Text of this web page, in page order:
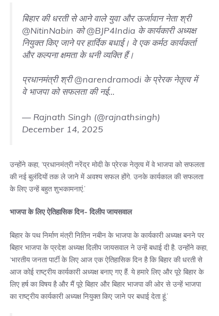
बिहार की धरती से आने वाले युवा और ऊर्जावान नेता श्री
@NitinNabin को@BJP4India के कार्यकारी अध्यक्ष
नियुक्त किए जाने पर हार्दिक बधाई। वे एक कर्मठ कार्यकर्ता
और कल्पना क्षमता के धनी व्यक्ति हैं।
प्रधानमंत्री श्री@narendramodi के प्रेरक नेतृत्व में
वे भाजपा को सफलता की नई…
— Rajnath Singh (@rajnathsingh)
December 14, 2025
उन्होंने कहा, ‘प्रधानमंत्रीनरेंद्र मोदीके प्रेरक नेतृत्व में वे भाजपा को सफलता
की नई बुलंदियों तक ले जाने में अवश्य सफल होंगे. उनके कार्यकाल की सफलता
के लिए उन्हें बहुत शुभकामनाएं.’
भाजपा के लिए ऐतिहासिक दिन- दिलीप जायसवाल
बिहार के पथ निर्माण मंत्री नितिन नबीन के भाजपा के कार्यकारी अध्यक्ष बनने पर
बिहार भाजपा के प्रदेश अध्यक्ष दिलीप जायसवाल ने उन्हें बधाई दी है. उन्होंने कहा,
‘भारतीय जनता पार्टी के लिए आज एक ऐतिहासिक दिन है कि बिहार की धरती से
आज कोई राष्ट्रीय कार्यकारी अध्यक्ष बनाए गए हैं. ये हमारे लिए और पूरे बिहार के
लिए हर्ष का विषय है और मैं पूरे बिहार और बिहार भाजपा की ओर से उन्हें भाजपा
का राष्ट्रीय कार्यकारी अध्यक्ष नियुक्त किए जाने पर बधाई देता हूं.’